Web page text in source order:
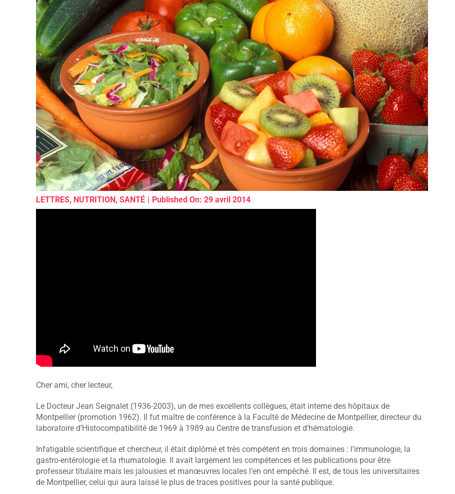
LETTRES, NUTRITION , SANTÉ Published On: 29 avril 2014
Cher ami, cher lecteur,
Le Docteur Jean Seignalet (1936-2003), un de mes excellents collègues, était interne des hôpitaux de
Montpellier (promotion 1962). Il fut maître de conférence à la Faculté de Médecine de Montpellier, directeur du
laboratoire d’Histocompatibilité de 1969 à 1989 au Centre de transfusion et d’hématologie.
Infatigable scientifique et chercheur, il était diplômé et très compétent en trois domaines : l’immunologie, la
gastro-entérologie et la rhumatologie. Il avait largement les compétences et les publications pour être
professeur titulaire mais les jalousies et manœuvres locales l’en ont empêché. Il est, de tous les universitaires
de Montpellier, celui qui aura laissé le plus de traces positives pour la santé publique.